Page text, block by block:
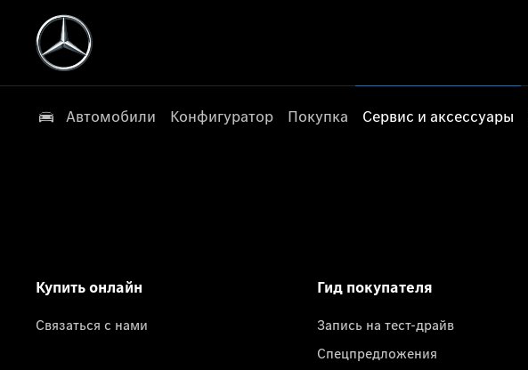
Автомобили Конфигуратор Покупка Сервис и аксессуары
Купить онлайн
Связаться с нами
Гид покупателя
Запись на тест-драйв
Спецпредложения